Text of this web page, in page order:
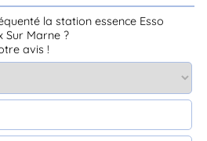
la station essence Esso
Sur Marne ?
avis !